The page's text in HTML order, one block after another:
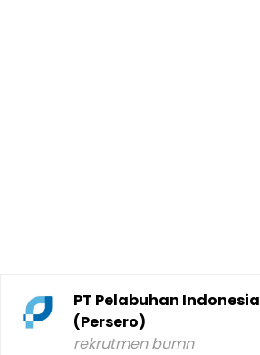
PT Pelabuhan Indonesia
(Persero)
rekrutmen bumn